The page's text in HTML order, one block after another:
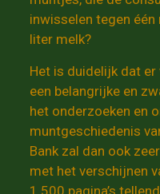
inwisselen tegen
liter melk?
Het is duidelijk dat
een belangrijke en
het onderzoeken en
muntgeschiedenis
Bank zal dan ook
met het verschijnen
1.500 pagina’s